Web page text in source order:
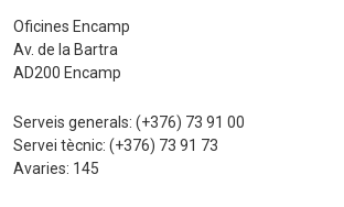
Oficines Encamp
Av. de la Bartra
AD200 Encamp
Serveis generals: (+376) 73 91 00
Servei tècnic: (+376) 73 91 73
Avaries: 145